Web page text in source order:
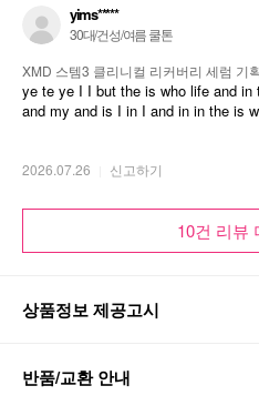
yims*****
30대/건성/여름 쿨톤
XMD 스템3 클리니컬 리커버리 세럼 기
ye te ye I I but the is who life and in
and my and is I in I and in in the is
2026.07.26 신고하기
10건 리뷰
상품정보 제공고시
반품/교환 안내